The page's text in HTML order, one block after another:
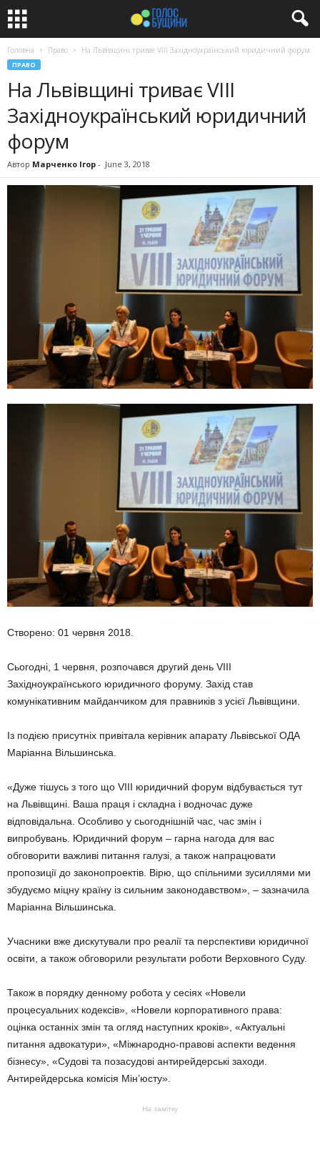
Головна Право На Львівщині триває VІII Західноукраїнський юридичний форум
ПРАВО
На Львівщині триває VІII
Західноукраїнський юридичний
форум
Автор Марченко Ігор - June 3, 2018
Створено: 01 червня 2018.
Сьогодні, 1 червня, розпочався другий день VІII
Західноукраїнського юридичного форуму. Захід став
комунікативним майданчиком для правників з усієї Львівщини.
Із подією присутніх привітала керівник апарату Львівської ОДА
Маріанна Вільшинська.
«Дуже тішусь з того що VІII юридичний форум відбувається тут
на Львівщині. Ваша праця і складна і водночас дуже
відповідальна. Особливо у сьогоднішній час, час змін і
випробувань. Юридичний форум – гарна нагода для вас
обговорити важливі питання галузі, а також напрацювати
пропозиції до законопроектів. Вірю, що спільними зусиллями ми
збудуємо міцну країну із сильним законодавством», – зазначила
Маріанна Вільшинська.
Учасники вже дискутували про реалії та перспективи юридичної
освіти, а також обговорили результати роботи Верховного Суду.
Також в порядку денному робота у сесіях «Новели
процесуальних кодексів», «Новели корпоративного права:
оцінка останніх змін та огляд наступних кроків», «Актуальні
питання адвокатури», «Міжнародно-правові аспекти ведення
бізнесу», «Судові та позасудові антирейдерські заходи.
Антирейдерська комісія Мін’юсту».
На замітку